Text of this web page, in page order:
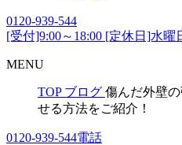
0120-939-544
[受付]9:00～18:00 [定休日]水曜
MENU
TOP ブログ 傷んだ外壁
せる方法をご紹介！
0120-939-544電話